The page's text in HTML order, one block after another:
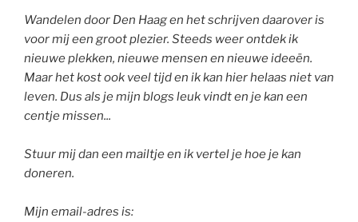
Wandelen door Den Haag en het schrijven daarover is
voor mij een groot plezier. Steeds weer ontdek ik
nieuwe plekken, nieuwe mensen en nieuwe ideeën.
Maar het kost ook veel tijd en ik kan hier helaas niet van
leven. Dus als je mijn blogs leuk vindt en je kan een
centje missen...
Stuur mij dan een mailtje en ik vertel je hoe je kan
doneren.
Mijn email-adres is: